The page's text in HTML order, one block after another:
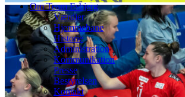
Om Team Esbjerg
Værdier
Hjemmebane
Historie
Administration
Kommunikation
Presse
Bestyrelsen
Kontakt